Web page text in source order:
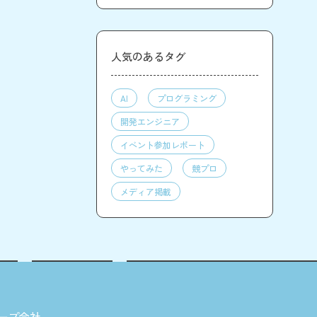
人気のあるタグ
AI
プログラミング
開発エンジニア
イベント参加レポート
やってみた
競プロ
メディア掲載